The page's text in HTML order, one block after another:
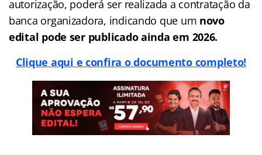
autorização, poderá ser realizada a contratação da
banca organizadora, indicando que um novo
edital pode ser publicado ainda em 2026.
Clique aqui e confira o documento completo!